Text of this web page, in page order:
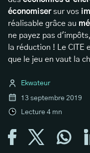
économisersur vos
réalisable grâce au
ne payez pas
la réduction ! Le
que le jeu en vaut la
Ekwateur
13 septembre 2019
Lecture 4 mn